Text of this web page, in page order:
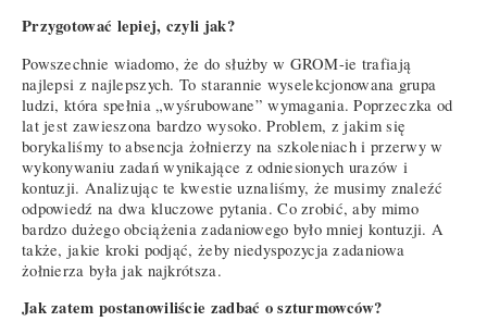
Przygotować lepiej, czyli jak?
Powszechnie wiadomo, że do służby w GROM-ie trafiają
najlepsi z najlepszych. To starannie wyselekcjonowana grupa
ludzi, która spełnia „wyśrubowane” wymagania. Poprzeczka od
lat jest zawieszona bardzo wysoko. Problem, z jakim się
borykaliśmy to absencja żołnierzy na szkoleniach i przerwy w
wykonywaniu zadań wynikające z odniesionych urazów i
kontuzji. Analizując te kwestie uznaliśmy, że musimy znaleźć
odpowiedź na dwa kluczowe pytania. Co zrobić, aby mimo
bardzo dużego obciążenia zadaniowego było mniej kontuzji. A
także, jakie kroki podjąć, żeby niedyspozycja zadaniowa
żołnierza była jak najkrótsza.
Jak zatem postanowiliście zadbać o szturmowców?